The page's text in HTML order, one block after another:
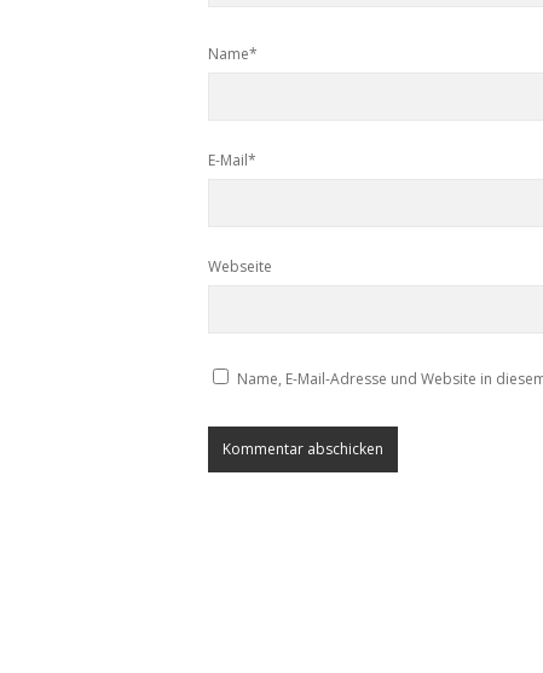
Name*
E-Mail*
Webseite
Name, E-Mail-Adresse und Website in